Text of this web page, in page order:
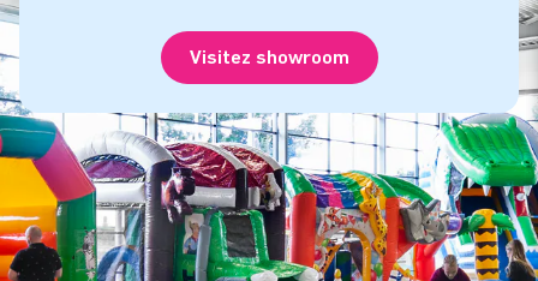
Visitez showroom